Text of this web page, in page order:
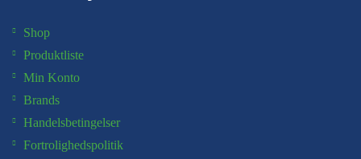
Shop
Produktliste
Min Konto
Brands
Handelsbetingelser
Fortrolighedspolitik